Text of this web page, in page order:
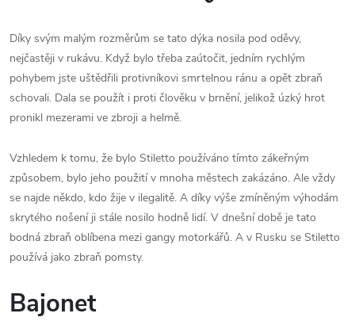
Díky svým malým rozměrům se tato dýka nosila pod oděvy,
nejčastěji v rukávu. Když bylo třeba zaútočit, jedním rychlým
pohybem jste uštědřili protivníkovi smrtelnou ránu a opět zbraň
schovali. Dala se použít i proti člověku v brnění, jelikož úzký hrot
pronikl mezerami ve zbroji a helmě.
Vzhledem k tomu, že bylo Stiletto používáno tímto zákeřným
způsobem, bylo jeho použití v mnoha městech zakázáno. Ale vždy
se najde někdo, kdo žije v ilegalitě. A díky výše zmíněným výhodám
skrytého nošení ji stále nosilo hodně lidí. V dnešní době je tato
bodná zbraň oblíbena mezi gangy motorkářů. A v Rusku se Stiletto
používá jako zbraň pomsty.
Bajonet